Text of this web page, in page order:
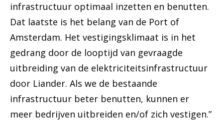
infrastructuur optimaal inzetten en benutten.
Dat laatste is het belang van de Port of
Amsterdam. Het vestigingsklimaat is in het
gedrang door de looptijd van gevraagde
uitbreiding van de elektriciteitsinfrastructuur
door Liander. Als we de bestaande
infrastructuur beter benutten, kunnen er
meer bedrijven uitbreiden en/of zich vestigen.”